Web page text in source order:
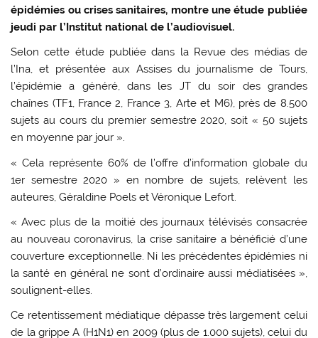
épidémies ou crises sanitaires, montre une étude publiée
jeudi par l’Institut national de l’audiovisuel.
Selon cette étude publiée dans la Revue des médias de
l’Ina, et présentée aux Assises du journalisme de Tours,
l’épidémie a généré, dans les JT du soir des grandes
chaînes (TF1, France 2, France 3, Arte et M6), près de 8.500
sujets au cours du premier semestre 2020, soit « 50 sujets
en moyenne par jour ».
« Cela représente 60% de l’offre d’information globale du
1er semestre 2020 » en nombre de sujets, relèvent les
auteures, Géraldine Poels et Véronique Lefort.
« Avec plus de la moitié des journaux télévisés consacrée
au nouveau coronavirus, la crise sanitaire a bénéficié d’une
couverture exceptionnelle. Ni les précédentes épidémies ni
la santé en général ne sont d’ordinaire aussi médiatisées »,
soulignent-elles.
Ce retentissement médiatique dépasse très largement celui
de la grippe A (H1N1) en 2009 (plus de 1.000 sujets), celui du